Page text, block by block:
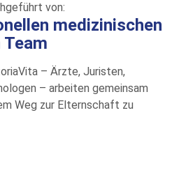
von:
medizinischen
– Ärzte, Juristen,
– arbeiten gemeinsam
Weg zur Elternschaft zu